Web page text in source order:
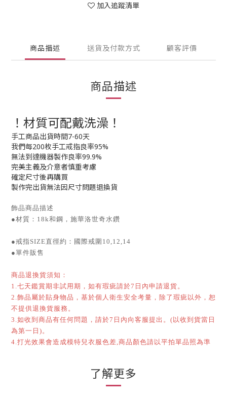
加入追蹤清單
商品描述 送貨及付款方式 顧客評價
商品描述
！材質可配戴洗澡！
手工商品出貨時間7-60天
我們每200枚手工戒指良率95%
無法到達機器製作良率99.9%
完美主義及介意者慎重考慮
確定尺寸後再購買
製作完出貨無法因尺寸問題退換貨
飾品商品描述
●材質：18k和鋼，施華洛世奇水鑽
●戒指SIZE直徑約：國際戒圍10,12,14
●單件販售
商品退換貨須知：
1.七天鑑賞期非試用期，如有瑕疵請於7日內申請退貨。
2.飾品屬於貼身物品，基於個人衛生安全考量，除了瑕疵以外，恕
不提供退換貨服務。
3.如收到商品有任何問題，請於7日內向客服提出。(以收到貨當日
為第一日)。
4.打光效果會造成模特兒衣服色差,商品顏色請以平拍單品照為準
了解更多